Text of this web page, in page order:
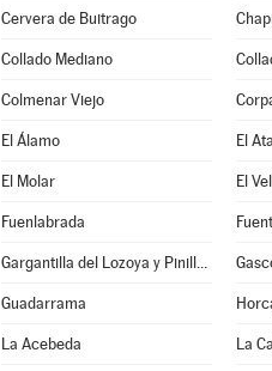
Cervera de Buitrago
Collado Mediano
Colmenar Viejo
El Álamo El
El Molar El
Fuenlabrada
Gargantilla del Lozoya y Pinilla de Buitrago
Guadarrama
La Acebeda La